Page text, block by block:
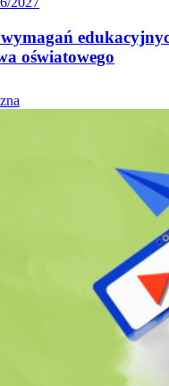
oświatowego